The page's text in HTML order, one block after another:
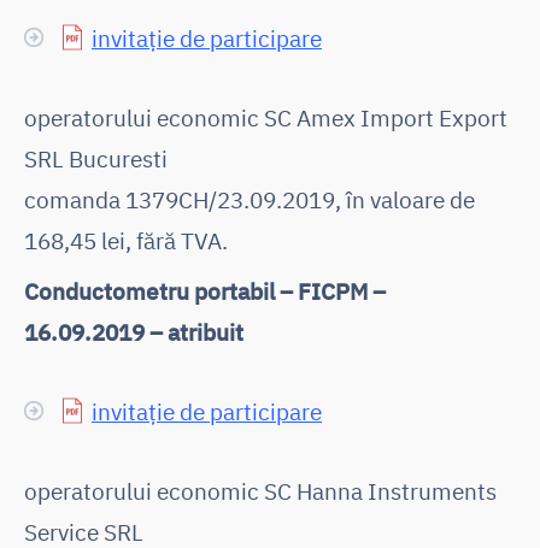
invitație de participare
operatorului economic SC Amex Import Export
SRL Bucuresti
comanda 1379CH/23.09.2019, în valoare de
168,45 lei, fără TVA.
Conductometru portabil – FICPM –
16.09.2019 – atribuit
invitație de participare
operatorului economic SC Hanna Instruments
Service SRL